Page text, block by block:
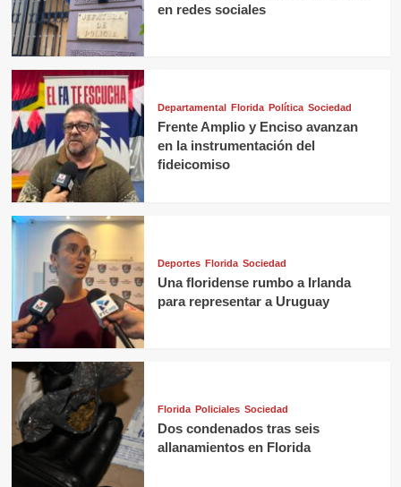
en redes sociales
Departamental Florida Política Sociedad
Frente Amplio y Enciso avanzan
en la instrumentación del
fideicomiso
Deportes Florida Sociedad
Una floridense rumbo a Irlanda
para representar a Uruguay
Florida Policiales Sociedad
Dos condenados tras seis
allanamientos en Florida